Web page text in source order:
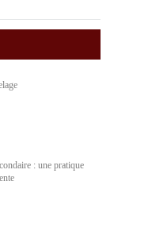
: une pratique